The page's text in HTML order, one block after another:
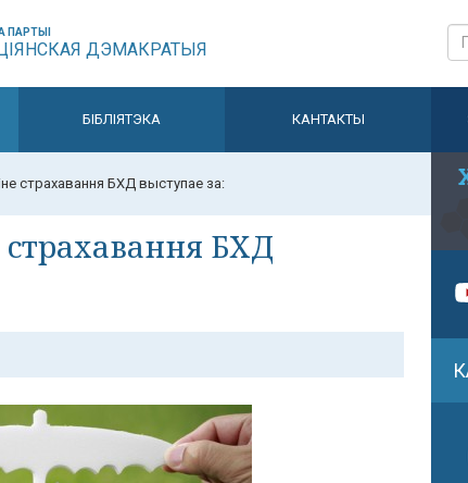
ПАРТЫІ
ДЭМАКРАТЫЯ
БІБЛІЯТЭКА КАНТАКТЫ
страхавання БХД выступае за:
БХД